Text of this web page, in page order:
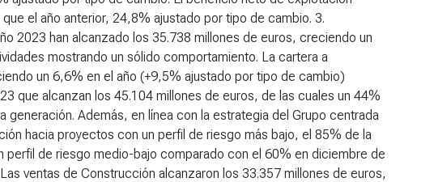
el año anterior, 24,8% ajustado por tipo de cambio. 3.
2023 han alcanzado los 35.738 millones de euros, creciendo un
mostrando un sólido comportamiento. La cartera a
un 6,6% en el año (+9,5% ajustado por tipo de cambio)
que alcanzan los 45.104 millones de euros, de las cuales un 44%
Además, en línea con la estrategia del Grupo centrada
hacia proyectos con un perfil de riesgo más bajo, el 85% de la
de riesgo medio-bajo comparado con el 60% en diciembre de
Las ventas de Construcción alcanzaron los 33.357 millones de euros,